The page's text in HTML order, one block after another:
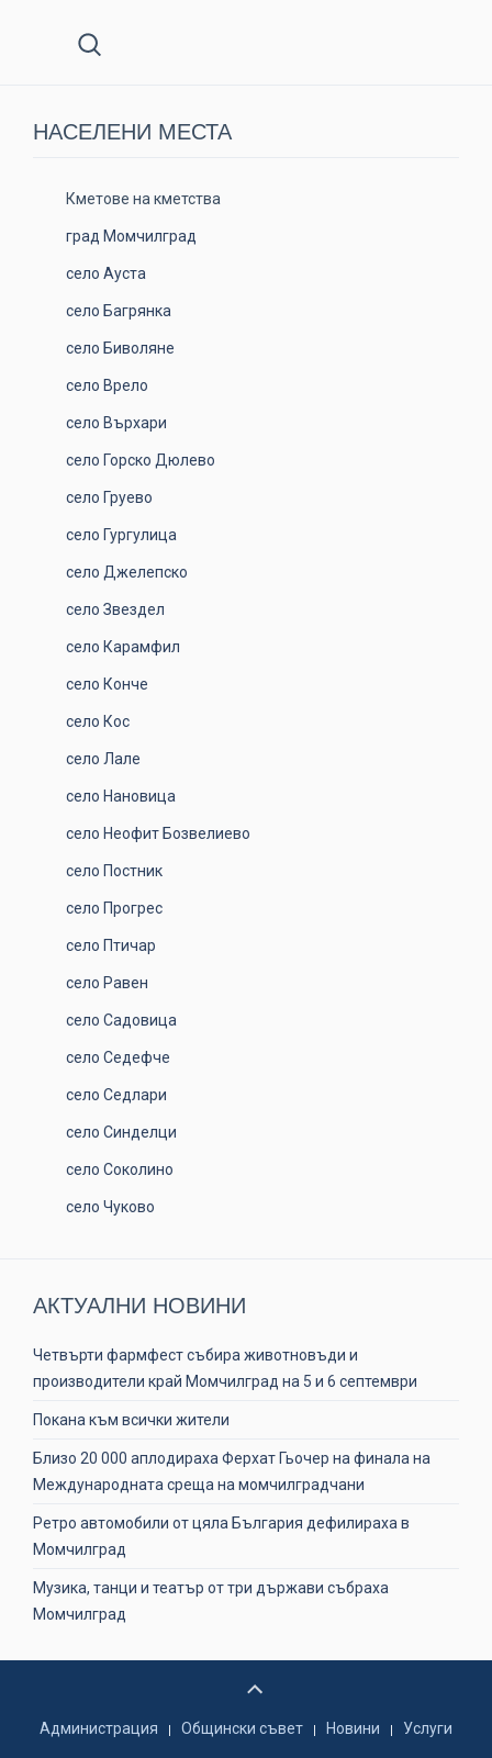
НАСЕЛЕНИ МЕСТА
Кметове на кметства
град Момчилград
село Ауста
село Багрянка
село Биволяне
село Врело
село Върхари
село Горско Дюлево
село Груево
село Гургулица
село Джелепско
село Звездел
село Карамфил
село Конче
село Кос
село Лале
село Нановица
село Неофит Бозвелиево
село Постник
село Прогрес
село Птичар
село Равен
село Садовица
село Седефче
село Седлари
село Синделци
село Соколино
село Чуково
АКТУАЛНИ НОВИНИ
Четвърти фармфест събира животновъди и
производители край Момчилград на 5 и 6 септември
Покана към всички жители
Близо 20 000 аплодираха Ферхат Гьочер на финала на
Международната среща на момчилградчани
Ретро автомобили от цяла България дефилираха в
Момчилград
Музика, танци и театър от три държави събраха
Момчилград
Администрация Общински съвет Новини Услуги